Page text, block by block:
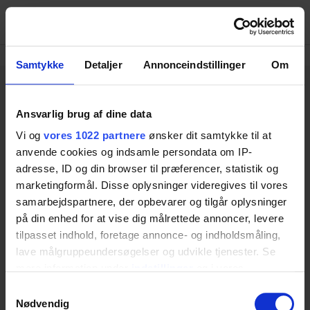
Samtykke Detaljer Annonceindstillinger Om
Ansvarlig brug af dine data
Vi og vores 1022 partnere ønsker dit samtykke til at
anvende cookies og indsamle persondata om IP-
adresse, ID og din browser til præferencer, statistik og
marketingformål. Disse oplysninger videregives til vores
samarbejdspartnere, der opbevarer og tilgår oplysninger
på din enhed for at vise dig målrettede annoncer, levere
tilpasset indhold, foretage annonce- og indholdsmåling,
lave målgruppeundersøgelser og udvikle tjenester. Se
tilbage eller ændre indstillinger fra vores
Nødvendig
Menu
Ringstedgade 221
Umsatzsteuer-Identifikationsnummer: 20461934
Telefon: +45 55 75 05 00
DK-4700 Naestved
Katalog
Badezimmer
Küchen
Wickeltische